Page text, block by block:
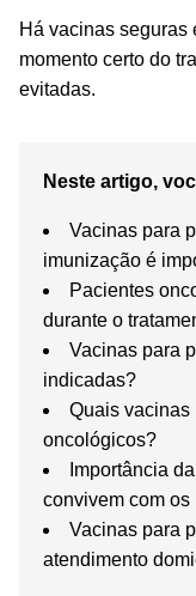
Há vacinas seguras
momento certo do
evitadas.
Neste artigo,
Vacinas para
imunização é
Pacientes
durante o
Vacinas para
indicadas?
Quais vacinas
oncológicos?
Importância
convivem com
Vacinas para
atendimento